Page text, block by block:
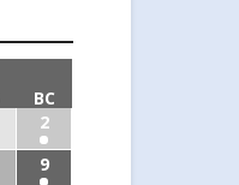
ВС
2
9